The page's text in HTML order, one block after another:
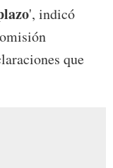
', indicó
que